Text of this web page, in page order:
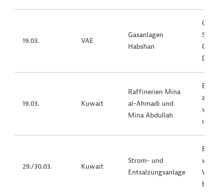
19.03. VAE
Gasanlagen
Habshan
19.03. Kuwait
Raffinerien Mina
al-Ahmadi und
Mina Abdullah
zwei
von
und
29./30.03. Kuwait
Strom- und
Entsalzungsanlage
weil